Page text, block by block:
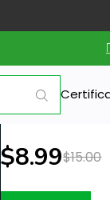
New price:
$8.99$15.00